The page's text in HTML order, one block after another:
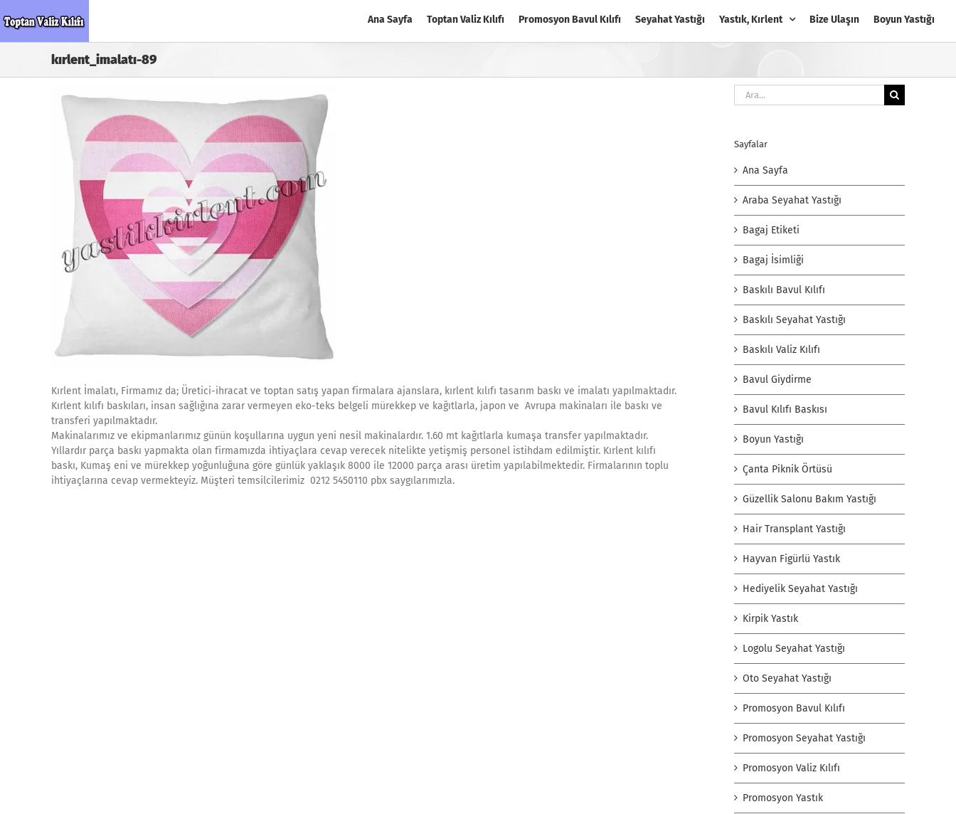
to
Ana Sayfa Toptan Valiz Kılıfı Promosyon Bavul Kılıfı Seyahat Yastığı Yastık, Kırlent Bize Ulaşın Boyun Yastığı
kırlent_imalatı-89
Kırlent İmalatı, Firmamız da; Üretici-ihracat ve toptan satış yapan firmalara ajanslara, kırlent kılıfı tasarım baskı ve imalatı yapılmaktadır.
Kırlent kılıfı baskıları, insan sağlığına zarar vermeyen eko-teks belgeli mürekkep ve kağıtlarla, japon ve Avrupa makinaları ile baskı ve
transferi yapılmaktadır.
Makinalarımız ve ekipmanlarımız günün koşullarına uygun yeni nesil makinalardır. 1.60 mt kağıtlarla kumaşa transfer yapılmaktadır.
Yıllardır parça baskı yapmakta olan firmamızda ihtiyaçlara cevap verecek nitelikte yetişmiş personel istihdam edilmiştir. Kırlent kılıfı
baskı, Kumaş eni ve mürekkep yoğunluğuna göre günlük yaklaşık 8000 ile 12000 parça arası üretim yapılabilmektedir. Firmalarının toplu
ihtiyaçlarına cevap vermekteyiz. Müşteri temsilcilerimiz 0212 5450110 pbx saygılarımızla.
Ara:
Sayfalar
Ana Sayfa
Araba Seyahat Yastığı
Bagaj Etiketi
Bagaj İsimliği
Baskılı Bavul Kılıfı
Baskılı Seyahat Yastığı
Baskılı Valiz Kılıfı
Bavul Giydirme
Bavul Kılıfı Baskısı
Boyun Yastığı
Çanta Piknik Örtüsü
Güzellik Salonu Bakım Yastığı
Hair Transplant Yastığı
Hayvan Figürlü Yastık
Hediyelik Seyahat Yastığı
Kirpik Yastık
Logolu Seyahat Yastığı
Oto Seyahat Yastığı
Promosyon Bavul Kılıfı
Promosyon Seyahat Yastığı
Promosyon Valiz Kılıfı
Promosyon Yastık